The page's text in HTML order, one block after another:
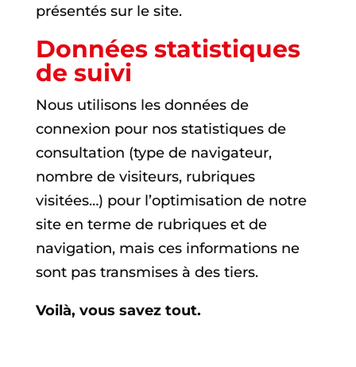
présentés sur le site.
Données statistiques
de suivi
Nous utilisons les données de
connexion pour nos statistiques de
consultation (type de navigateur,
nombre de visiteurs, rubriques
visitées…) pour l’optimisation de notre
site en terme de rubriques et de
navigation, mais ces informations ne
sont pas transmises à des tiers.
Voilà, vous savez tout.